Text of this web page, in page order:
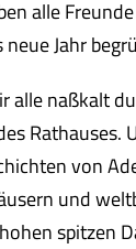
alle
Jahr
naßkalt
Rathauses.
von
und
spitzen